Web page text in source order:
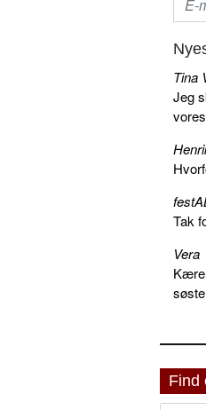
Tina
Jeg
Tak
Vera
Kære
Find